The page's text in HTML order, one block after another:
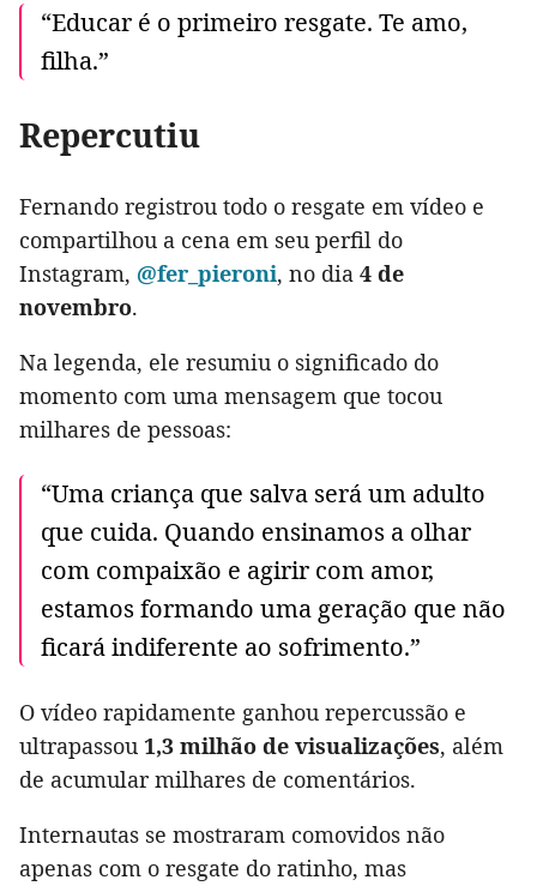
“Educar é o primeiro resgate. Te amo,
filha.”
Repercutiu
Fernando registrou todo o resgate em vídeo e
compartilhou a cena em seu perfil do
Instagram, @fer_pieroni, no dia 4 de
novembro.
Na legenda, ele resumiu o significado do
momento com uma mensagem que tocou
milhares de pessoas:
“Uma criança que salva será um adulto
que cuida. Quando ensinamos a olhar
com compaixão e agirir com amor,
estamos formando uma geração que não
ficará indiferente ao sofrimento.”
O vídeo rapidamente ganhou repercussão e
ultrapassou 1,3 milhão de visualizações, além
de acumular milhares de comentários.
Internautas se mostraram comovidos não
apenas com o resgate do ratinho, mas